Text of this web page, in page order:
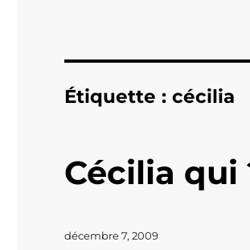
Étiquette :cécilia
Cécilia qui
Publié
décembre 7, 2009